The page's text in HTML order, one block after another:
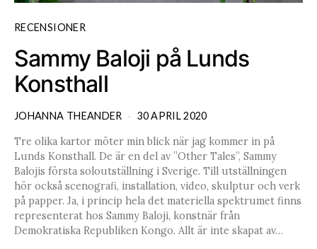
RECENSIONER
Sammy Baloji på Lunds
Konsthall
JOHANNA THEANDER 30 APRIL 2020
Tre olika kartor möter min blick när jag kommer in på
Lunds Konsthall. De är en del av ”Other Tales”, Sammy
Balojis första soloutställning i Sverige. Till utställningen
hör också scenografi, installation, video, skulptur och verk
på papper. Ja, i princip hela det materiella spektrumet finns
representerat hos Sammy Baloji, konstnär från
Demokratiska Republiken Kongo. Allt är inte skapat av…